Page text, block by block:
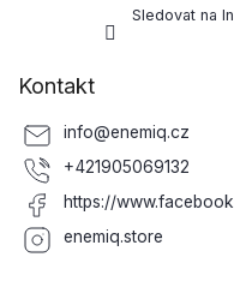
Sledovat na
Kontakt
info@enemiq.cz
+421905069132
https://
enemiq.store